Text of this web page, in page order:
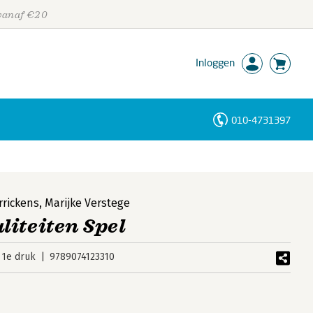
€20
Inloggen
010-4731397
, Marijke Verstege
Spel
1e druk 9789074123310
Personen